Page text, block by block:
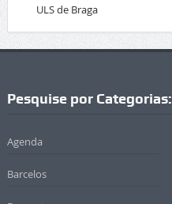
ULS de Braga
Pesquise por Categorias:
Agenda
Barcelos